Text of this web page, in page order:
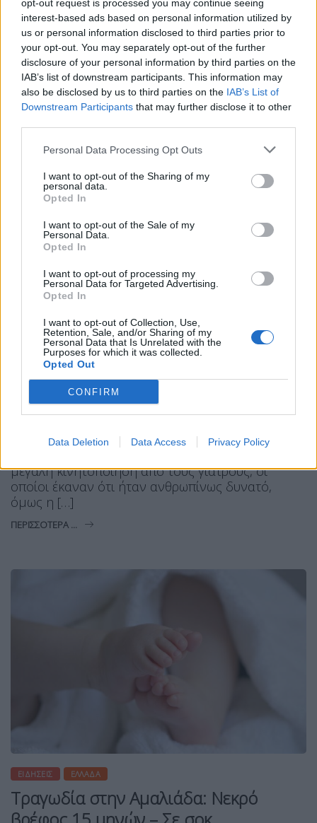
opt-out request is processed you may continue seeing
interest-based ads based on personal information utilized by
us or personal information disclosed to third parties prior to
your opt-out. You may separately opt-out of the further
disclosure of your personal information by third parties on the
IAB’s list of downstream participants. This information may
also be disclosed by us to third parties on the IAB’s List of
Downstream Participants that may further disclose it to other
Personal Data Processing Opt Outs
I want to opt-out of the Sharing of my
personal data.
Opted In
I want to opt-out of the Sale of my
Personal Data.
Opted In
I want to opt-out of processing my
Personal Data for Targeted Advertising.
Opted In
I want to opt-out of Collection, Use,
Retention, Sale, and/or Sharing of my
Personal Data that Is Unrelated with the
Purposes for which it was collected.
Opted Out
CONFIRM
Data Deletion Data Access Privacy Policy
Θρήνος στο Ηράκλειο: Έσβησε βρέφος
Η Συντακτική ομάδα του Libre
3 Φεβρουαρίου, 2025
Τραγωδία σημειώθηκε στο Ηράκλειο Κρήτης, όπου
ένα βρέφος λίγων ημερών έφυγε από τη ζωή.
Σύμφωνα με πληροφορίες του Creta24, το μόλις
Κυριακής στο Βενιζέλειο Νοσοκομείο Ηρακλείου
μεγάλη κινητοποίηση από τους γιατρούς, οι
οποίοι έκαναν ότι ήταν ανθρωπίνως δυνατό,
όμως η […]
ΠΕΡΙΣΣΌΤΕΡΑ ...
ΕΙΔΉΣΕΙΣ ΕΛΛΆΔΑ
Τραγωδία στην Αμαλιάδα: Νεκρό